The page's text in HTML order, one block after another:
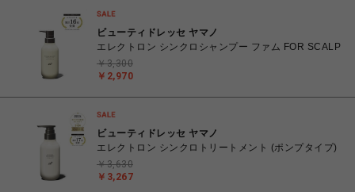
ビューティドレッセ ヤマノ
エレクトロン シンクロシャンプー ファム FOR SCALP
￥2,970
￥3,300
ビューティドレッセ ヤマノ
エレクトロン シンクロトリートメント (ポンプタイプ)
￥3,267
￥3,630